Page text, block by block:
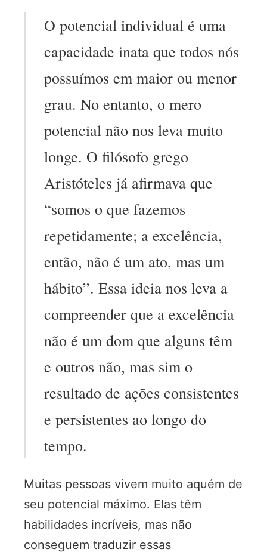
O potencial individual é uma
capacidade inata que todos nós
possuímos em maior ou menor
grau. No entanto, o mero
potencial não nos leva muito
longe. O filósofo grego
Aristóteles já afirmava que
“somos o que fazemos
repetidamente; a excelência,
então, não é um ato, mas um
hábito”. Essa ideia nos leva a
compreender que a excelência
não é um dom que alguns têm
e outros não, mas sim o
resultado de ações consistentes
e persistentes ao longo do
tempo.
Muitas pessoas vivem muito aquém de
seu potencial máximo. Elas têm
habilidades incríveis, mas não
conseguem traduzir essas